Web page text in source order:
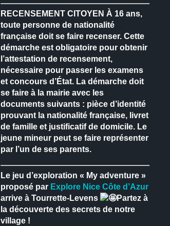
RECENSEMENT CITOYEN À 16 ans,
toute personne de nationalité
française doit se faire recenser. Cette
démarche est obligatoire pour obtenir
l’attestation de recensement,
nécessaire pour passer les examens
et concours d’État.La démarche doit
se faire à la mairie avec les
documents suivants : pièce d’identité
prouvant la nationalité française, livret
de famille et justificatif de domicile.Le
jeune mineur peut se faire représenter
par l’un de ses parents.
Le jeu d’exploration « My adventure »
proposé par Explore Nice Côte d’Azur
arrive à Tourrette-Levens
Partez à
la découverte des secrets de notre
village !